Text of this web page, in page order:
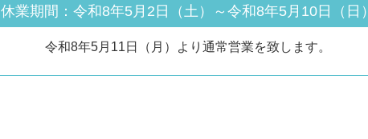
休業期間：令和8年5月2日（土）～令和8年5月10日（日
令和8年5月11日（月）より通常営業を致します。